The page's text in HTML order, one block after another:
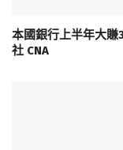
本國銀行上半年大
社 CNA